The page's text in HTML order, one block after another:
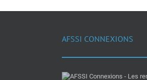
AFSSI CONNEXIONS